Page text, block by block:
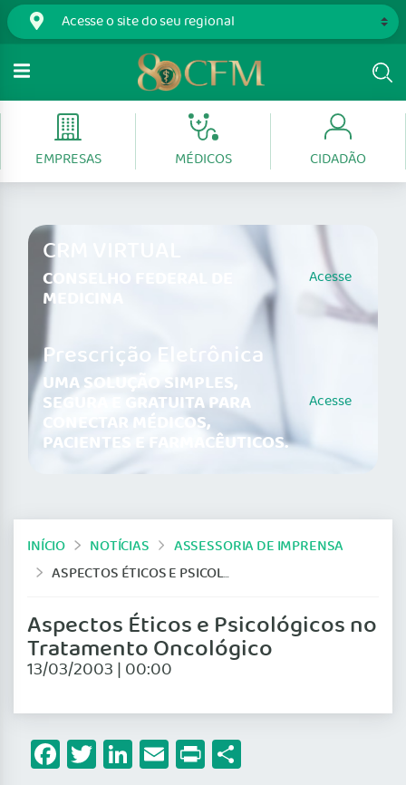
EMPRESAS MÉDICOS CIDADÃO
CRM VIRTUAL
CONSELHO FEDERAL DE
MEDICINA
Acesse
Prescrição Eletrônica
UMA SOLUÇÃO SIMPLES,
SEGURA E GRATUITA PARA
CONECTAR MÉDICOS,
PACIENTES E FARMACÊUTICOS.
Acesse
INÍCIO NOTÍCIAS
ASSESSORIA DE IMPRENSA
ASPECTOS ÉTICOS E PSICOLÓGICOS NO TRATAMENTO ONCOLÓGICO
Aspectos Éticos e Psicológicos no
Tratamento Oncológico
13/03/2003 | 00:00
Facebook
Twitter
LinkedIn
Email
Print